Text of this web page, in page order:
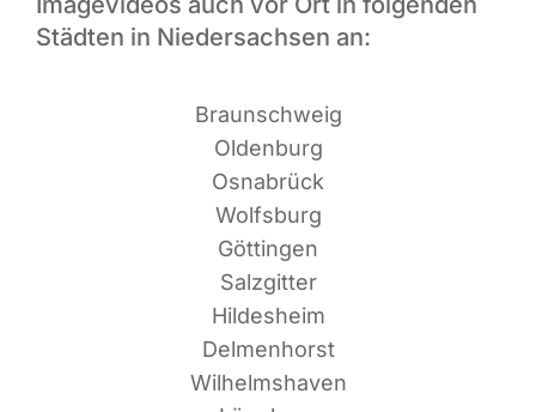
Städten in Niedersachsen an:
Braun­schweig
Oldenburg
Osnabrück
Wolfsburg
Göttingen
Salzgitter
Hildesheim
Delmenhorst
Wilhelmshaven